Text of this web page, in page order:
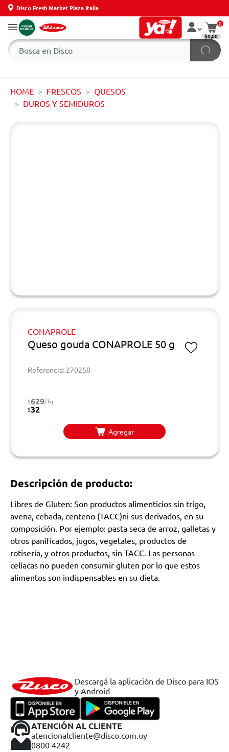
Disco Fresh Market Plaza Italia
0
$0,00
HOME FRESCOS
QUESOS
DUROS Y SEMIDUROS
CONAPROLE
Queso gouda CONAPROLE 50 g
Referencia: 270250
$629/ kg
$32
Agregar
Descripción de producto:
Libres de Gluten: Son productos alimenticios sin trigo,
avena, cebada, centeno (TACC)ni sus derivados, en su
composición. Por ejemplo: pasta seca de arroz, galletas y
otros panificados, jugos, vegetales, productos de
rotisería, y otros productos, sin TACC. Las personas
celíacas no pueden consumir gluten por lo que estos
alimentos son indispensables en su dieta.
Descargá la aplicación de Disco para IOS
y Android
ATENCIÓN AL CLIENTE
atencionalcliente@disco.com.uy
0800 4242